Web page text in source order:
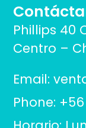
Phillips
Centro –
Email:
Phone: